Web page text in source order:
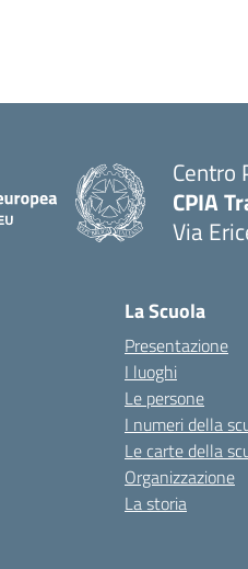
Centro
CPIA
Via
La Scuola
Presentazione
I luoghi
Le persone
I numeri della
Le carte della
Organizzazione
La storia